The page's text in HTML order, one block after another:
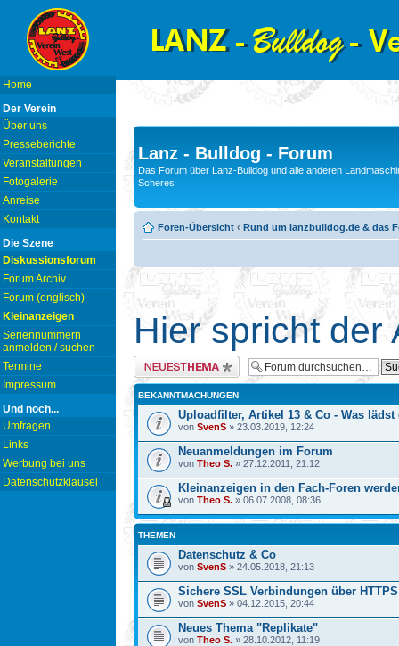
Home
Der Verein
Über uns
Presseberichte
Veranstaltungen
Fotogalerie
Anreise
Kontakt
Die Szene
Diskussionsforum
Forum Archiv
Forum (englisch)
Kleinanzeigen
Seriennummern
anmelden / suchen
Termine
Impressum
Und noch...
Umfragen
Links
Werbung bei uns
Datenschutzklausel
Lanz - Bulldog - Forum
Das Forum über Lanz-Bulldog und alle anderen
Scheres
Foren-Übersicht ‹ Rund um lanzbulldog.de & das
Hier spricht der
Neues Thema erstellen
BEKANNTMACHUNGEN
Uploadfilter, Artikel 13 & Co - Was
von SvenS » 23.03.2019, 12:24
Neuanmeldungen im Forum
von Theo S. » 27.12.2011, 21:12
Kleinanzeigen in den Fach-Foren
von Theo S. » 06.07.2008, 08:36
THEMEN
Datenschutz & Co
von SvenS » 24.05.2018, 21:13
Sichere SSL Verbindungen über
von SvenS » 04.12.2015, 20:44
Neues Thema "Replikate"
von Theo S. » 28.10.2012, 11:19